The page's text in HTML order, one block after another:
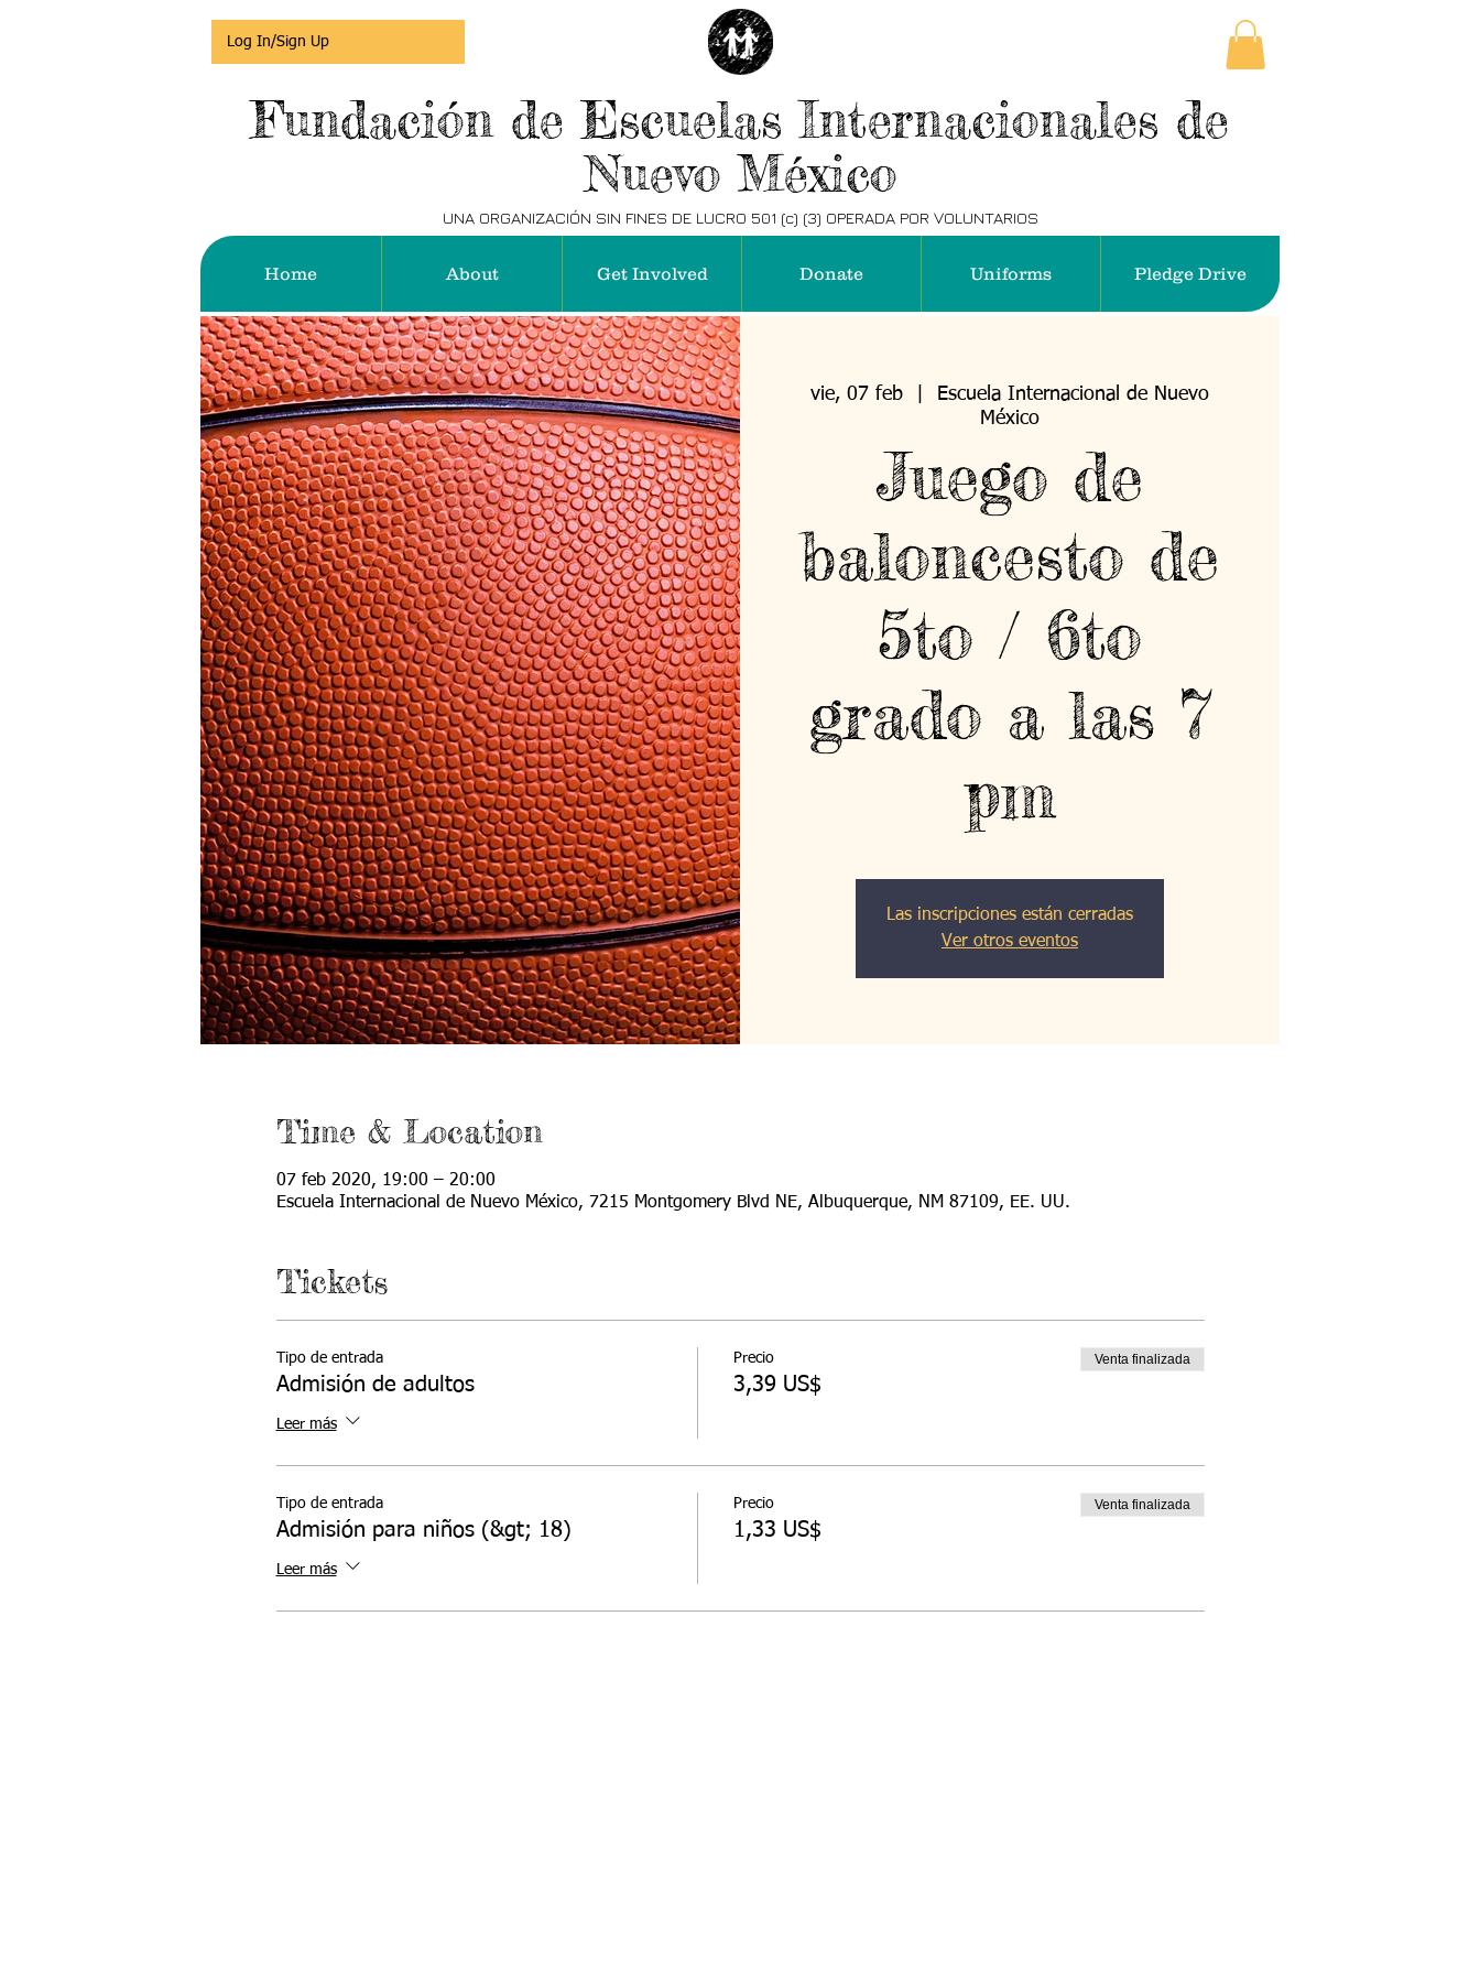
Log In/Sign Up
Fundación de Escuelas Internacionales de
Nuevo México
UNA ORGANIZACIÓN SIN FINES DE LUCRO 501 (c) (3) OPERADA POR VOLUNTARIOS
Home About Get Involved Donate Uniforms Pledge Drive
vie, 07 feb
Escuela Internacional de Nuevo
México
Juego de
baloncesto de
5to / 6to
grado a las 7
pm
Las inscripciones están cerradas
Ver otros eventos
Time & Location
07 feb 2020, 19:00 – 20:00
Escuela Internacional de Nuevo México, 7215 Montgomery Blvd NE, Albuquerque, NM 87109, EE. UU.
Tickets
Tipo de entrada
Admisión de adultos
Leer más
Precio
3,39 US$
Venta finalizada
Tipo de entrada
Admisión para niños (&gt; 18)
Leer más
Precio
1,33 US$
Venta finalizada